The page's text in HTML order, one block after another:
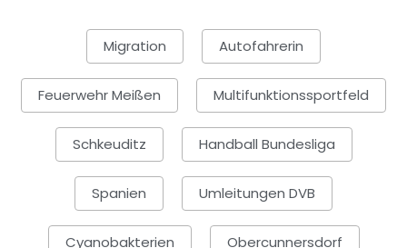
Migration Autofahrerin
Feuerwehr Meißen Multifunktionssportfeld
Schkeuditz Handball Bundesliga
Spanien Umleitungen DVB
Cyanobakterien Obercunnersdorf